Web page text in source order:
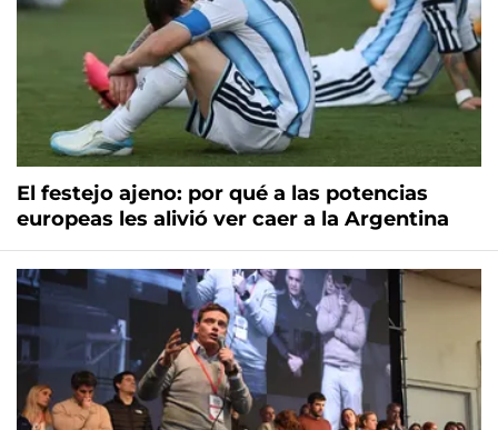
El festejo ajeno: por qué a las potencias
europeas les alivió ver caer a la Argentina